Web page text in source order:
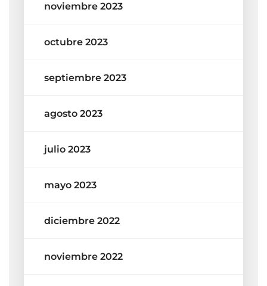
noviembre 2023
octubre 2023
septiembre 2023
agosto 2023
julio 2023
mayo 2023
diciembre 2022
noviembre 2022